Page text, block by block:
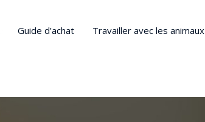
Guide d’achat Travailler avec les animaux